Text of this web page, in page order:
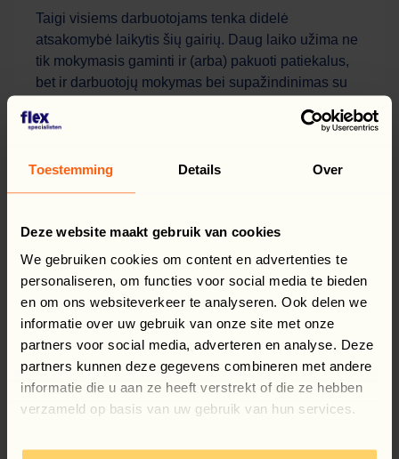
Toestemming Details Over
Deze website maakt gebruik van cookies
We gebruiken cookies om content en advertenties te
personaliseren, om functies voor social media te bieden
en om ons websiteverkeer te analyseren. Ook delen we
informatie over uw gebruik van onze site met onze
partners voor social media, adverteren en analyse. Deze
partners kunnen deze gegevens combineren met andere
informatie die u aan ze heeft verstrekt of die ze hebben
verzameld op basis van uw gebruik van hun services.
Taigi visiems darbuotojams tenka didelė
atsakomybė laikytis šių gairių. Daug laiko užima ne
tik mokymasis gaminti ir (arba) pakuoti patiekalus,
bet ir darbuotojų mokymas bei supažindinimas su
pagrindus sudaro: saugumas, atlyginimas, darbas ir
kintamųjų, kuriuos formuojame kartu su Padifood.